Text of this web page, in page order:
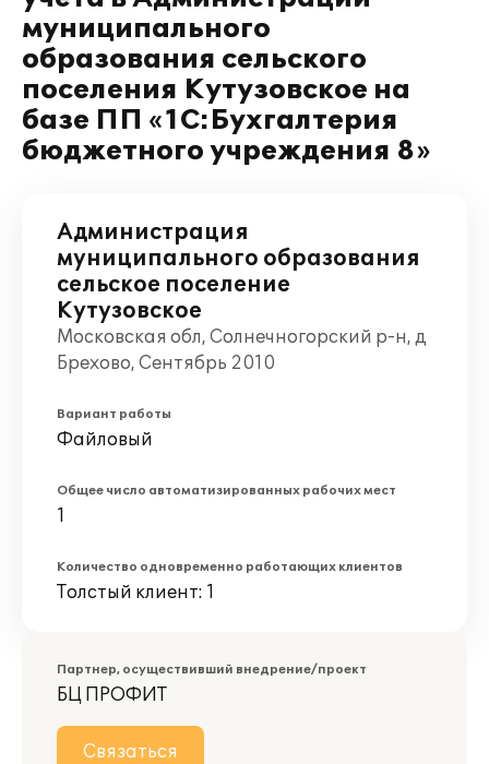
муниципального
образования сельского
поселения Кутузовское на
базе ПП «1С:Бухгалтерия
бюджетного учреждения 8»
Администрация
муниципального образования
сельское поселение
Кутузовское
Московская обл, Солнечногорский р-н, д
Брехово, Сентябрь 2010
Вариант работы
Файловый
Общее число автоматизированных рабочих мест
1
Количество одновременно работающих клиентов
Толстый клиент: 1
Партнер, осуществивший внедрение/проект
БЦ ПРОФИТ
Связаться